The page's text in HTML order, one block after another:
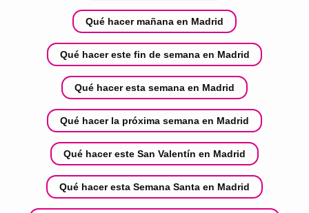
Qué hacer mañana en Madrid
Qué hacer este fin de semana en Madrid
Qué hacer esta semana en Madrid
Qué hacer la próxima semana en Madrid
Qué hacer este San Valentín en Madrid
Qué hacer esta Semana Santa en Madrid